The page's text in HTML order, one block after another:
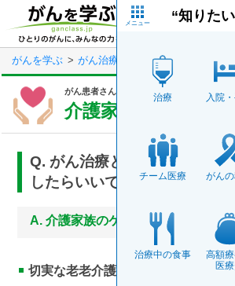
main
content
がんを学ぶ がん治療のサポート がん患者
がん患者さんのお悩み相談室 ～がんと家族
介護家族がいる人の
Q. がん治療と家族の介護を両
したらいいですか？
介護家族のケアは、公的支援を
切実な老老介護とがん治療
“知りた
治療 入院
チーム医療 がん
治療中の食事
高額
医